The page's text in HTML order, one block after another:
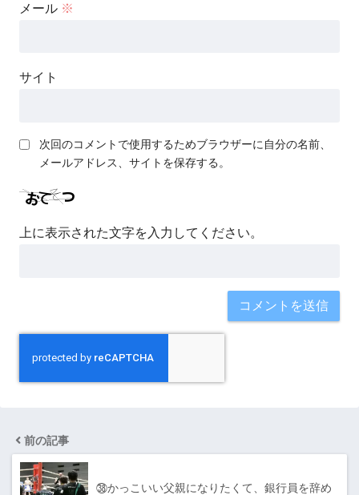
メール ※
サイト
次回のコメントで使用するためブラウザーに自分の名前、
メールアドレス、サイトを保存する。
上に表示された文字を入力してください。
前の記事
㊳かっこいい父親になりたくて、銀行員を辞め